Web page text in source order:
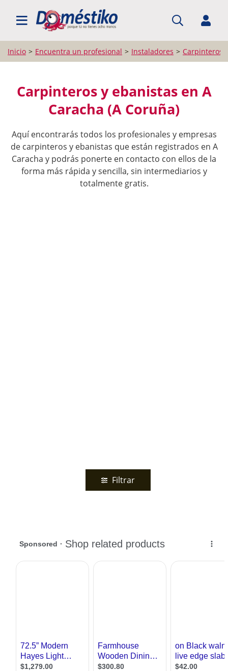
BUSCAR PROFESIONALES
Inicio Encuentra un profesional Instaladores Carpinteros
Carpinteros y ebanistas en A
Caracha (A Coruña)
Aquí encontrarás todos los profesionales y empresas
de carpinteros y ebanistas que están registrados en A
Caracha y podrás ponerte en contacto con ellos de la
forma más rápida y sencilla, sin intermediarios y
totalmente gratis.
Filtrar